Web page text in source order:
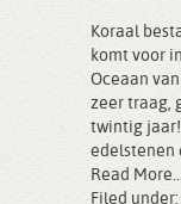
Koraal
komt voor
Oceaan
zeer traag,
twintig jaar!
edelstenen
Read More...
Filed under: